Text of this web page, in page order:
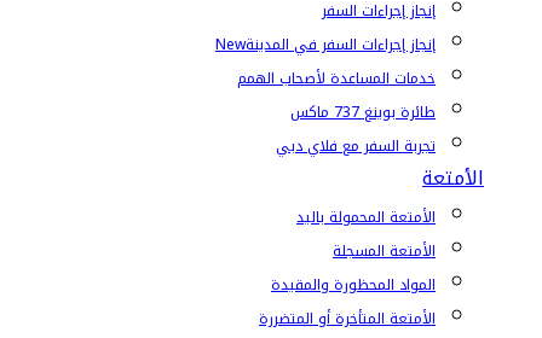
إنجاز إجراءات السفر
إنجاز إجراءات السفر في المدينةNew
خدمات المساعدة لأصحاب الهمم
طائرة بوينغ 737 ماكس
تجربة السفر مع فلاي دبي
الأمتعة
الأمتعة المحمولة باليد
الأمتعة المسجلة
المواد المحظورة والمقيدة
الأمتعة المتأخرة أو المتضررة